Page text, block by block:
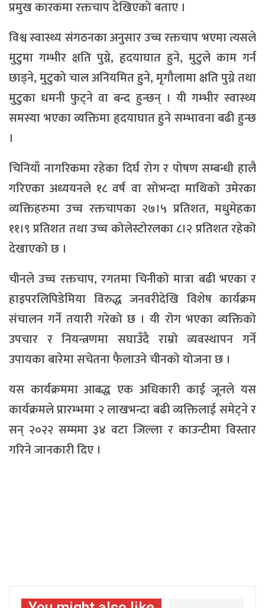
प्रमुख कारकमा रक्तचाप देखिएको बताए ।
विश्व स्वास्थ्य संगठनका अनुसार उच्च रक्तचाप भएमा त्यसले
मुटुमा गम्भीर क्षति पुग्ने, हृदयाघात हुने, मुटुले काम गर्न
छाड्ने, मुटुको चाल अनियमित हुने, मृगौलामा क्षति पुग्ने तथा
मुटुका धमनी फुट्ने वा बन्द हुन्छन् । यी गम्भीर स्वास्थ्य
समस्या भएका व्यक्तिमा हृदयाघात हुने सम्भावना बढी हुन्छ
।
चिनियाँ नागरिकमा रहेका दिर्घ रोग र पोषण सम्बन्धी हालै
गरिएका अध्ययनले १८ वर्ष वा सोभन्दा माथिको उमेरका
व्यक्तिहरुमा उच्च रक्तचापका २७।५ प्रतिशत, मधुमेहका
११।९ प्रतिशत तथा उच्च कोलेस्टोरलका ८।२ प्रतिशत रहेको
देखाएको छ ।
चीनले उच्च रक्तचाप, रगतमा चिनीको मात्रा बढी भएका र
हाइपरलिपिडेमिया विरुद्ध जनवरीदेखि विशेष कार्यक्रम
संचालन गर्ने तयारी गरेको छ । यी रोग भएका व्यक्तिको
उपचार र नियन्त्रणमा सघाउँदै राम्रो व्यवस्थापन गर्ने
उपायका बारेमा सचेतना फैलाउने चीनको योजना छ ।
यस कार्यक्रममा आबद्ध एक अधिकारी काई जूनले यस
कार्यक्रमले प्रारम्भमा २ लाखभन्दा बढी व्यक्तिलाई समेट्ने र
सन् २०२२ सम्ममा ३४ वटा जिल्ला र काउन्टीमा विस्तार
गरिने जानकारी दिए ।